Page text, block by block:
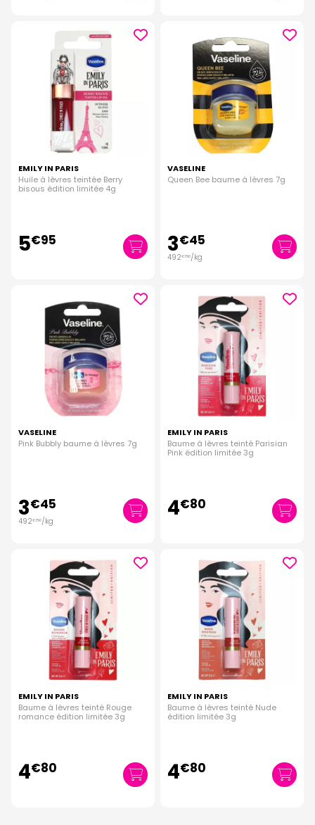
EMILY IN PARIS
Huile à lèvres teintée Berry
bisous édition limitée 4g
5€95
VASELINE
Queen Bee baume à lèvres 7g
3€45
492€86/kg
VASELINE
Pink Bubbly baume à lèvres 7g
3€45
492€86/kg
EMILY IN PARIS
Baume à lèvres teinté Parisian
Pink édition limitée 3g
4€80
EMILY IN PARIS
Baume à lèvres teinté Rouge
romance édition limitée 3g
4€80
EMILY IN PARIS
Baume à lèvres teinté Nude
édition limitée 3g
4€80